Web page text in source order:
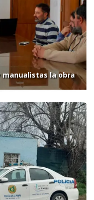
manualistas la obra